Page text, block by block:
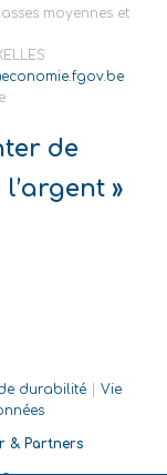
moyennes et
de
»
durabilité |Vie
& Partners